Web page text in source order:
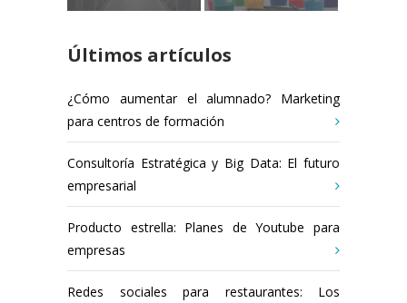
Últimos artículos
¿Cómo aumentar el alumnado? Marketing
para centros de formación
Consultoría Estratégica y Big Data: El futuro
empresarial
Producto estrella: Planes de Youtube para
empresas
Redes sociales para restaurantes: Los